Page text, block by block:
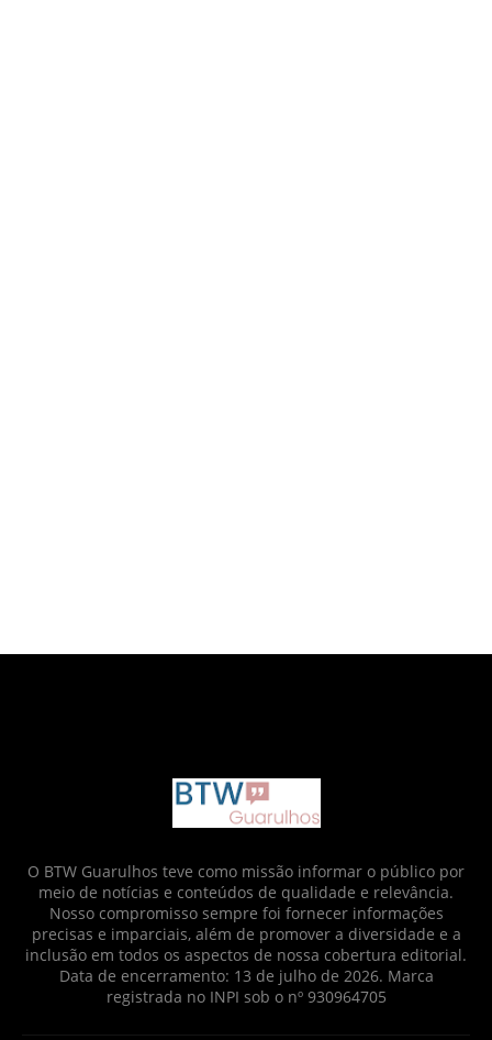
O BTW Guarulhos teve como missão informar o público por
meio de notícias e conteúdos de qualidade e relevância.
Nosso compromisso sempre foi fornecer informações
precisas e imparciais, além de promover a diversidade e a
inclusão em todos os aspectos de nossa cobertura editorial.
Data de encerramento: 13 de julho de 2026. Marca
registrada no INPI sob o nº 930964705